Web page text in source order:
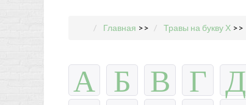
Главная >> Травы на букву Х >>
А Б В Г Д